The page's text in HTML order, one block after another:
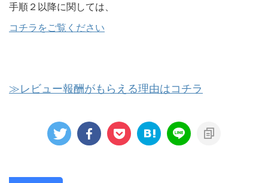
手順２以降に関しては、
コチラをご覧ください
≫レビュー報酬がもらえる理由はコチラ